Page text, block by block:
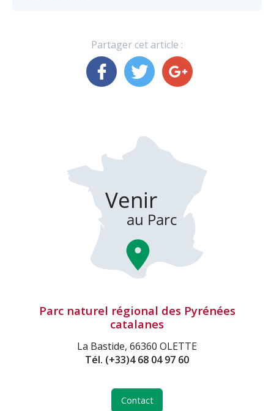
Partager cet article :
Parc naturel régional des Pyrénées
catalanes
La Bastide, 66360 OLETTE
Tél. (+33)4 68 04 97 60
Contact